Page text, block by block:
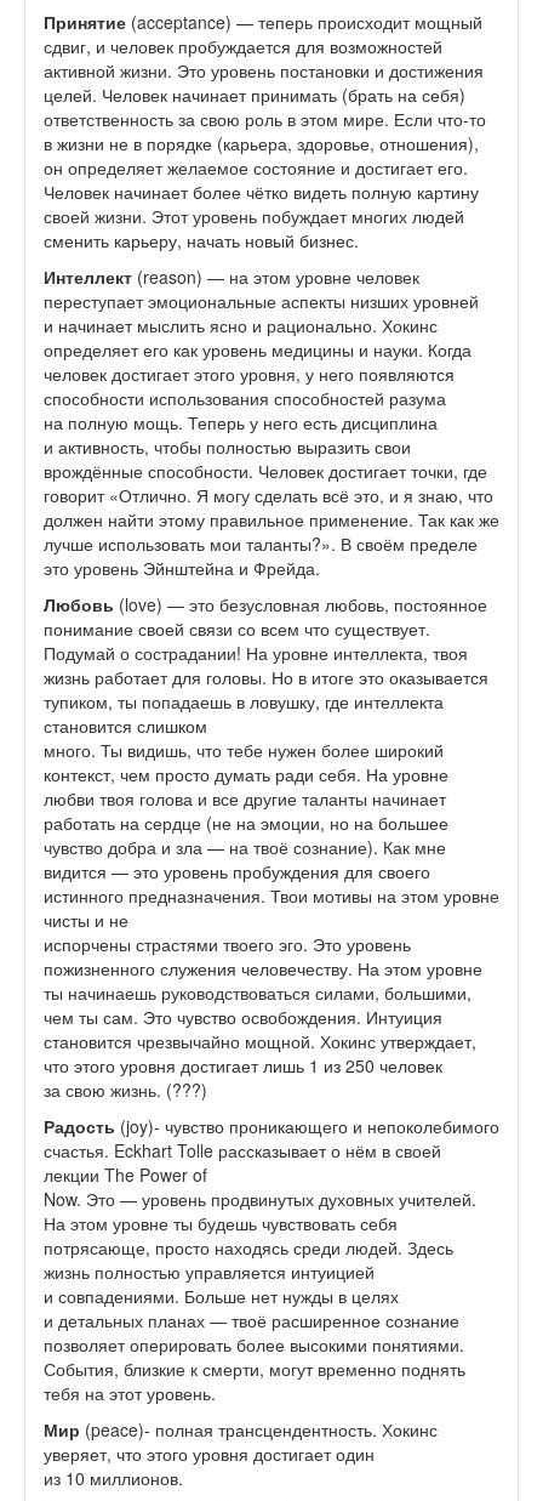
Принятие (acceptance) — теперь происходит мощный
сдвиг, и человек пробуждается для возможностей
активной жизни. Это уровень постановки и достижения
целей. Человек начинает принимать (брать на себя)
ответственность за свою роль в этом мире. Если что-то
в жизни не в порядке (карьера, здоровье, отношения),
он определяет желаемое состояние и достигает его.
Человек начинает более чётко видеть полную картину
своей жизни. Этот уровень побуждает многих людей
сменить карьеру, начать новый бизнес.
Интеллект (reason) — на этом уровне человек
переступает эмоциональные аспекты низших уровней
и начинает мыслить ясно и рационально. Хокинс
определяет его как уровень медицины и науки. Когда
человек достигает этого уровня, у него появляются
способности использования способностей разума
на полную мощь. Теперь у него есть дисциплина
и активность, чтобы полностью выразить свои
врождённые способности. Человек достигает точки, где
говорит «Отлично. Я могу сделать всё это, и я знаю, что
должен найти этому правильное применение. Так как же
лучше использовать мои таланты?». В своём пределе
это уровень Эйнштейна и Фрейда.
Любовь (love) — это безусловная любовь, постоянное
понимание своей связи со всем что существует.
Подумай о сострадании! На уровне интеллекта, твоя
жизнь работает для головы. Но в итоге это оказывается
тупиком, ты попадаешь в ловушку, где интеллекта
становится слишком
много. Ты видишь, что тебе нужен более широкий
контекст, чем просто думать ради себя. На уровне
любви твоя голова и все другие таланты начинает
работать на сердце (не на эмоции, но на большее
чувство добра и зла — на твоё сознание). Как мне
видится — это уровень пробуждения для своего
истинного предназначения. Твои мотивы на этом уровне
чисты и не
испорчены страстями твоего эго. Это уровень
пожизненного служения человечеству. На этом уровне
ты начинаешь руководствоваться силами, большими,
чем ты сам. Это чувство освобождения. Интуиция
становится чрезвычайно мощной. Хокинс утверждает,
что этого уровня достигает лишь 1 из 250 человек
за свою жизнь. (???)
Радость (joy)- чувство проникающего и непоколебимого
счастья. Eckhart Tolle рассказывает о нём в своей
лекции The Power of
Now. Это — уровень продвинутых духовных учителей.
На этом уровне ты будешь чувствовать себя
потрясающе, просто находясь среди людей. Здесь
жизнь полностью управляется интуицией
и совпадениями. Больше нет нужды в целях
и детальных планах — твоё расширенное сознание
позволяет оперировать более высокими понятиями.
События, близкие к смерти, могут временно поднять
тебя на этот уровень.
Мир (peace)- полная трансцендентность. Хокинс
уверяет, что этого уровня достигает один
из 10 миллионов.